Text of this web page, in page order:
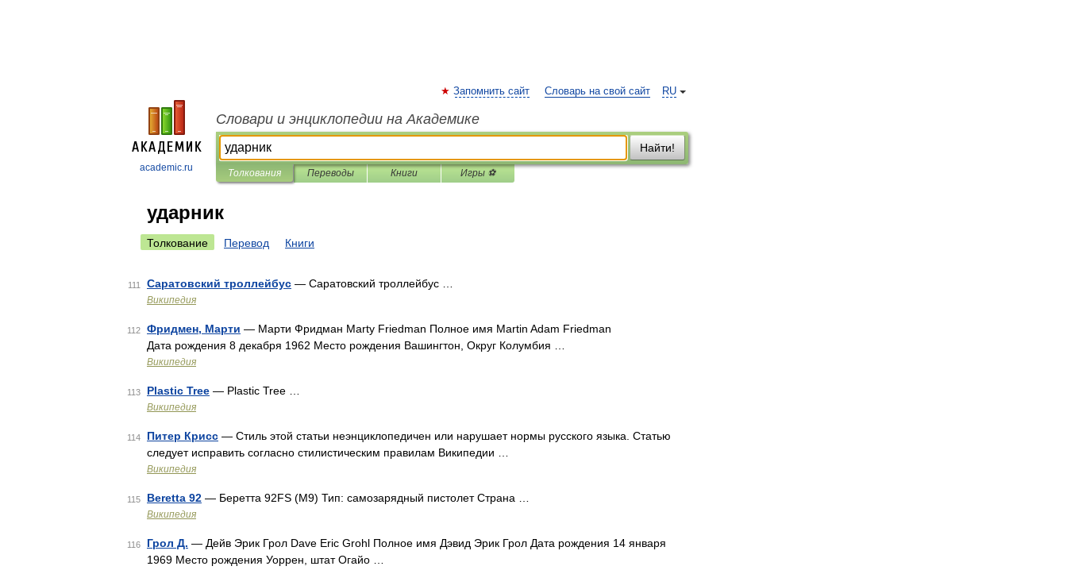
academic.ru
RU
Запомнить сайт Словарь на свой сайт
Словари и энциклопедии на Академике
Найти!
Толкования Переводы Книги Игры ⚽
ударник
Толкование Перевод Книги
111 Саратовский троллейбус — Саратовский троллейбус …
Википедия
112 Фридмен, Марти — Марти Фридман Marty Friedman Полное имя Martin Adam Friedman
Дата рождения 8 декабря 1962 Место рождения Вашингтон, Округ Колумбия …
Википедия
113 Plastic Tree — Plastic Tree …
Википедия
114 Питер Крисс — Стиль этой статьи неэнциклопедичен или нарушает нормы русского языка. Статью
следует исправить согласно стилистическим правилам Википедии …
Википедия
115 Beretta 92 — Беретта 92FS (M9) Тип: самозарядный пистолет Страна …
Википедия
116 Грол Д. — Дейв Эрик Грол Dave Eric Grohl Полное имя Дэвид Эрик Грол Дата рождения 14 января
1969 Место рождения Уоррен, штат Огайо …